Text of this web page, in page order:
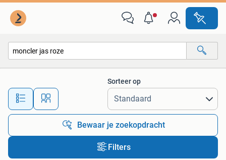
Alle afstanden…
Sorteer op
Bewaar je zoekopdracht
Filters